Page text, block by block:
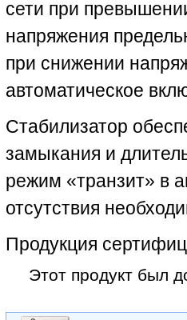
сети при
напряжения
при снижении
автоматическое
Стабилизатор
замыкания и
режим «транзит» в
отсутствия
Продукция
Этот продукт был